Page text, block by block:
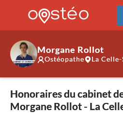
Morgane Rollot
Ostéopathe La
Honoraires du cabinet
Morgane Rollot - La